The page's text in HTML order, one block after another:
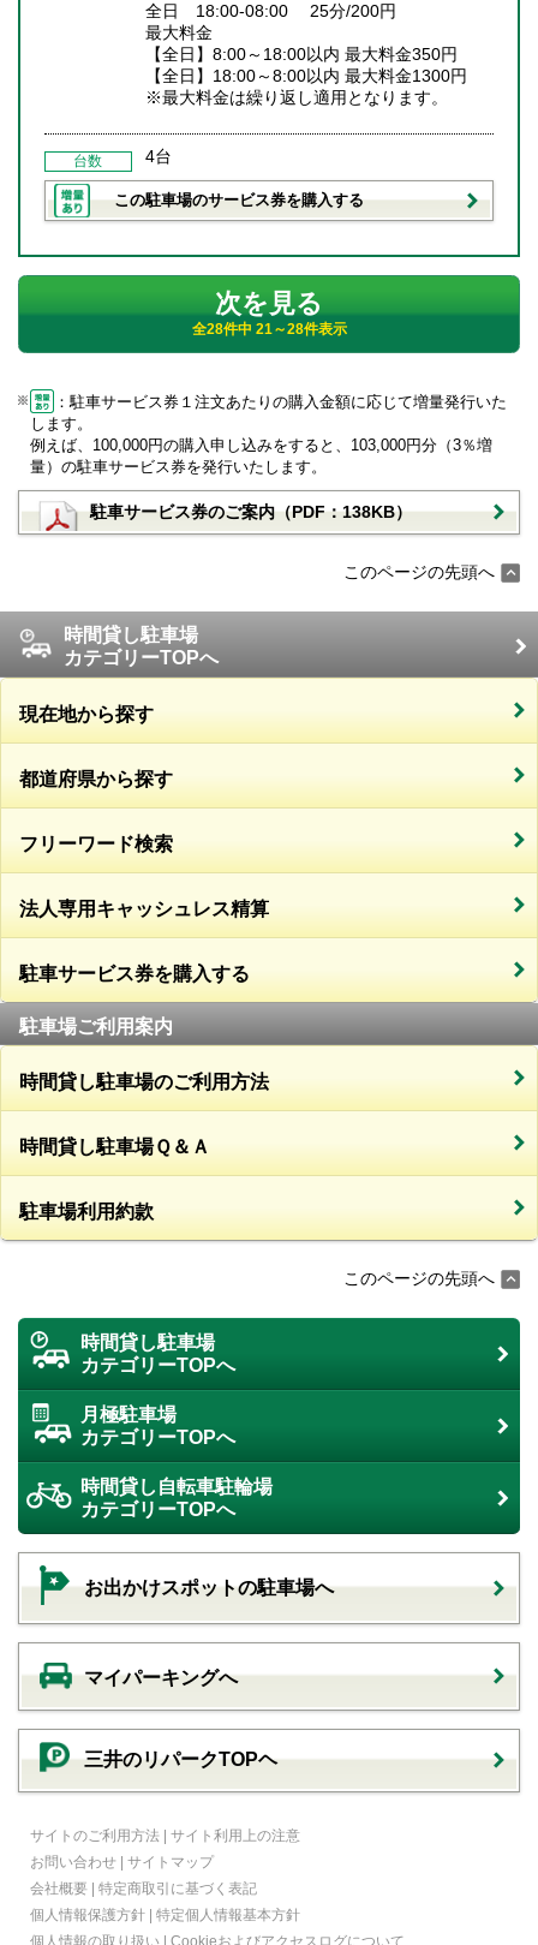
全日 18:00-08:00 25分/200円
最大料金
【全日】8:00～18:00以内 最大料金350円
【全日】18:00～8:00以内 最大料金1300円
※最大料金は繰り返し適用となります。
台数 4台
この駐車場のサービス券を購入する
次を見る
全28件中 21～28件表示
：駐車サービス券１注文あたりの購入金額に応じて増量発行いた
します。
例えば、100,000円の購入申し込みをすると、103,000円分（3％増
量）の駐車サービス券を発行いたします。
駐車サービス券のご案内（PDF：138KB）
このページの先頭へ
時間貸し駐車場
カテゴリーTOPへ
現在地から探す
都道府県から探す
フリーワード検索
法人専用キャッシュレス精算
駐車サービス券を購入する
駐車場ご利用案内
時間貸し駐車場のご利用方法
時間貸し駐車場Ｑ＆Ａ
駐車場利用約款
このページの先頭へ
時間貸し駐車場
カテゴリーTOPへ
月極駐車場
カテゴリーTOPへ
時間貸し自転車駐輪場
カテゴリーTOPへ
お出かけスポットの駐車場へ
マイパーキングへ
三井のリパークTOPヘ
サイトのご利用方法 | サイト利用上の注意
お問い合わせ | サイトマップ
会社概要 | 特定商取引に基づく表記
個人情報保護方針 | 特定個人情報基本方針
個人情報の取り扱い | Cookieおよびアクセスログについて